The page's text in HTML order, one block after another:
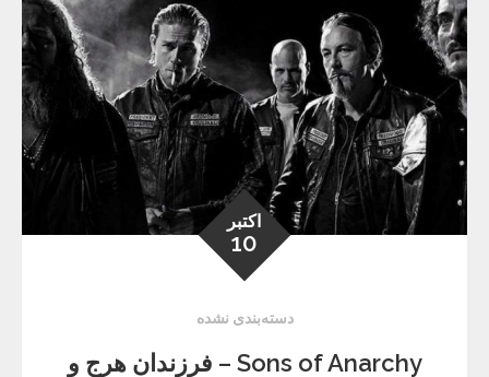
اکتبر
10
دسته‌بندی نشده
Sons of Anarchy – فرزندان هرج و